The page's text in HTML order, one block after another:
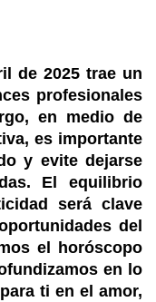
de 2025 trae un
profesionales
en medio de
es importante
y evite dejarse
El equilibrio
será clave
del
el horóscopo
en lo
ti en el amor,